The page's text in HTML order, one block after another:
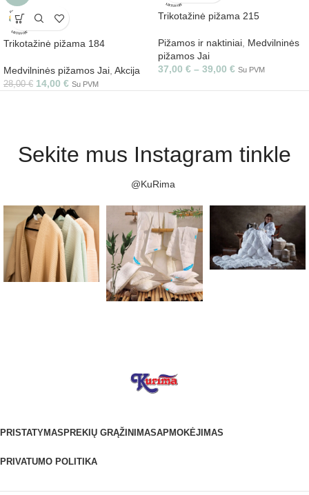
Trikotažinė pižama 184
Medvilninės pižamos Jai Akcija
28,00€ 14,00 € Su PVM
Trikotažinė pižama 215
Pižamos ir naktiniai Medvilninės
pižamos Jai
37,00 € – 39,00 € Su PVM
Sekite mus Instagram tinkle
@KuRima
PRISTATYMAS PREKIŲ GRĄŽINIMASAPMOKĖJIMAS
PRIVATUMO POLITIKA